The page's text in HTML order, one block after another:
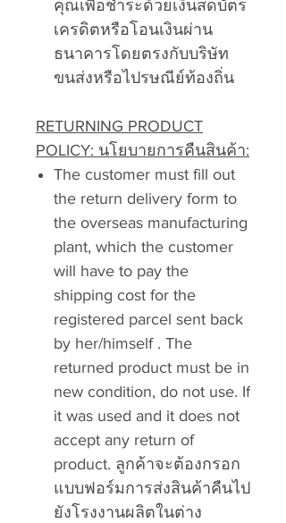
คุณเพื่อชำระด้วยเงินสดบัตร
เครดิตหรือโอนเงินผ่าน
ธนาคารโดยตรงกับบริษัท
ขนส่งหรือไปรษณีย์ท้องถิ่น
RETURNING PRODUCT
POLICY: นโยบายการคืนสินค้า:
The customer must fill out
the return delivery form to
the overseas manufacturing
plant, which the customer
will have to pay the
shipping cost for the
registered parcel sent back
by her/himself . The
returned product must be in
new condition, do not use. If
it was used and it does not
accept any return of
product. ลูกค้าจะต้องกรอก
แบบฟอร์มการส่งสินค้าคืนไป
ยังโรงงานผลิตในต่าง